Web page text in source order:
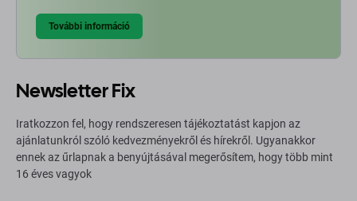
További információ
Newsletter Fix
Iratkozzon fel, hogy rendszeresen tájékoztatást kapjon az
ajánlatunkról szóló kedvezményekről és hírekről. Ugyanakkor
ennek az űrlapnak a benyújtásával megerősítem, hogy több mint
16 éves vagyok